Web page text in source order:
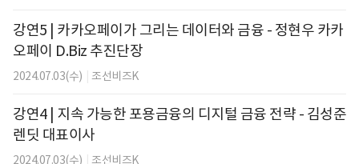
강연5 | 카카오페이가 그리는 데이터와 금융 - 정현우 카카
오페이 D.Biz 추진단장
2024.07.03(수) 조선비즈K
강연4 | 지속 가능한 포용금융의 디지털 금융 전략 - 김성준
렌딧 대표이사
2024.07.03(수) 조선비즈K